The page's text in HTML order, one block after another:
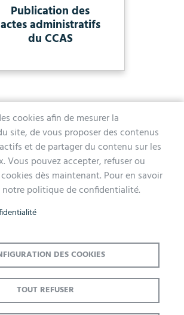
Publication des
actes administratifs
du CCAS
cookies afin de mesurer la
site, de vous proposer des contenus
et de partager du contenu sur les
Vous pouvez accepter, refuser ou
dès maintenant. Pour en savoir
politique de confidentialité.
DES COOKIES
TOUT REFUSER
Leclerc
et vendredi de 9h à 12h et de 14h à 17h
(Accueil et État-Civil)
légales
Données personnelles